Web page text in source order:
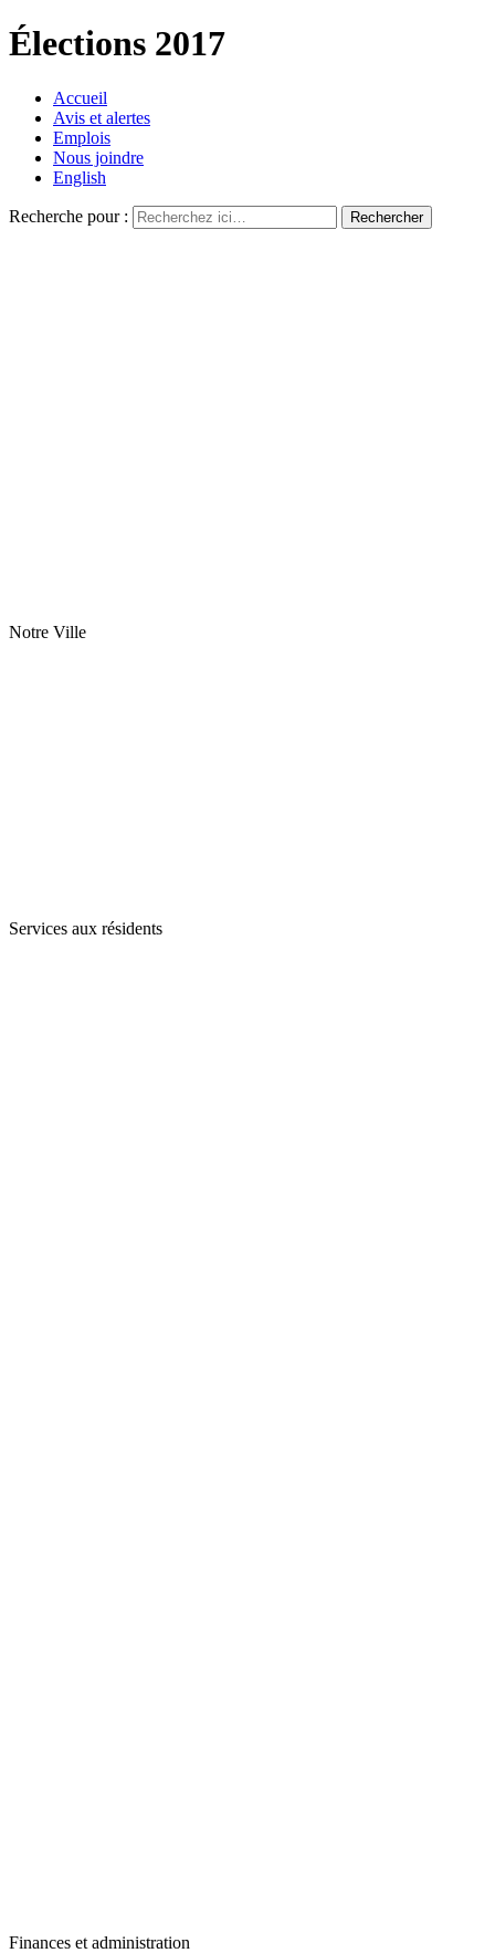
Élections 2017
Accueil
Avis et alertes
Emplois
Nous joindre
English
Recherche pour :
Notre Ville
Services aux résidents
Finances et administration